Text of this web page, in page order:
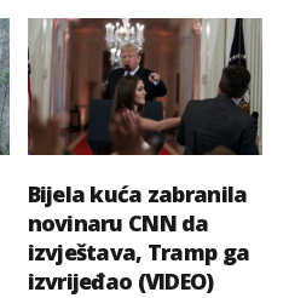
Bijela kuća zabranila
novinaru CNN da
izvještava, Tramp ga
izvrijeđao (VIDEO)